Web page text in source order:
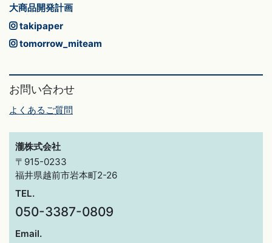
大商品開発計画
takipaper
tomorrow_miteam
お問い合わせ
よくあるご質問
瀧株式会社
〒915-0233
福井県越前市岩本町2-26
TEL.
050-3387-0809
Email.